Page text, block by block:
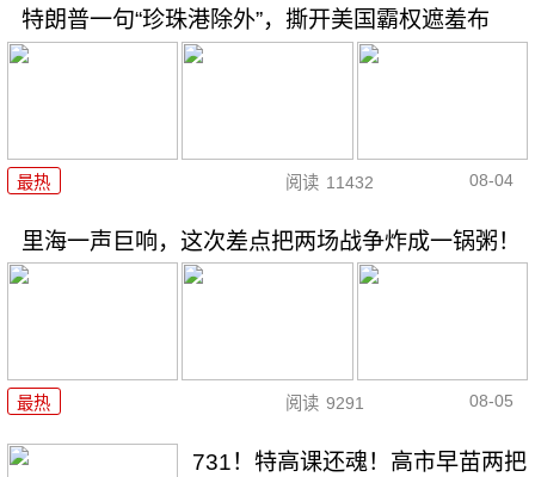
特朗普一句“珍珠港除外”，撕开美国霸权遮羞布
最热 阅读 11432 08-04
里海一声巨响，这次差点把两场战争炸成一锅粥！
最热 阅读 9291 08-05
731！特高课还魂！高市早苗两把